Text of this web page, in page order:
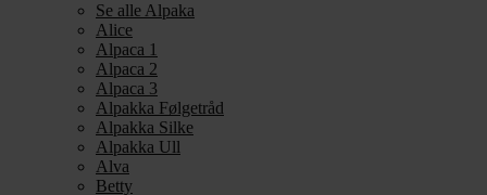
Se alle Alpaka
Alice
Alpaca 1
Alpaca 2
Alpaca 3
Alpakka Følgetråd
Alpakka Silke
Alpakka Ull
Alva
Betty